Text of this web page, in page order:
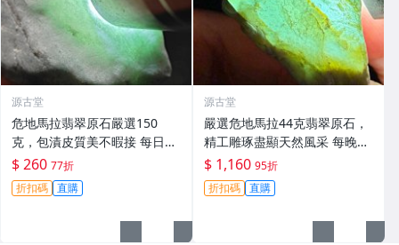
源古堂
危地馬拉翡翠原石嚴選150
克，包漬皮質美不暇接 每日拍
賣晚11點截標 真實成交 危地
馬拉、翡翠原石、包漿皮
$ 260 77折
折扣碼 直購
源古堂
嚴選危地馬拉44克翡翠原石，
精工雕琢盡顯天然風采 每晚11
點截標 日拍推薦 危地馬拉 翡
翠原石 雕琢作品
$ 1,160 95折
折扣碼 直購